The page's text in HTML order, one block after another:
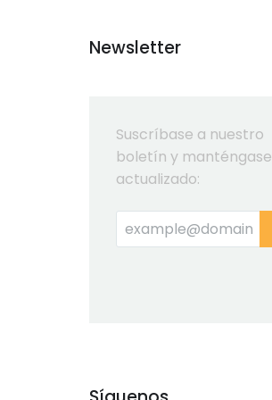
Newsletter
Suscríbase a nuestro
boletín y manténgase
actualizado: